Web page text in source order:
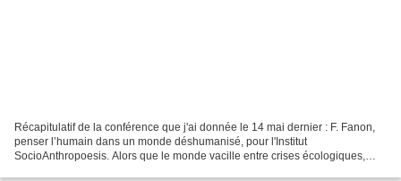
Récapitulatif de la conférence que j'ai donnée le 14 mai dernier : F. Fanon,
penser l’humain dans un monde déshumanisé, pour l'Institut
SocioAnthropoesis. Alors que le monde vacille entre crises écologiques,